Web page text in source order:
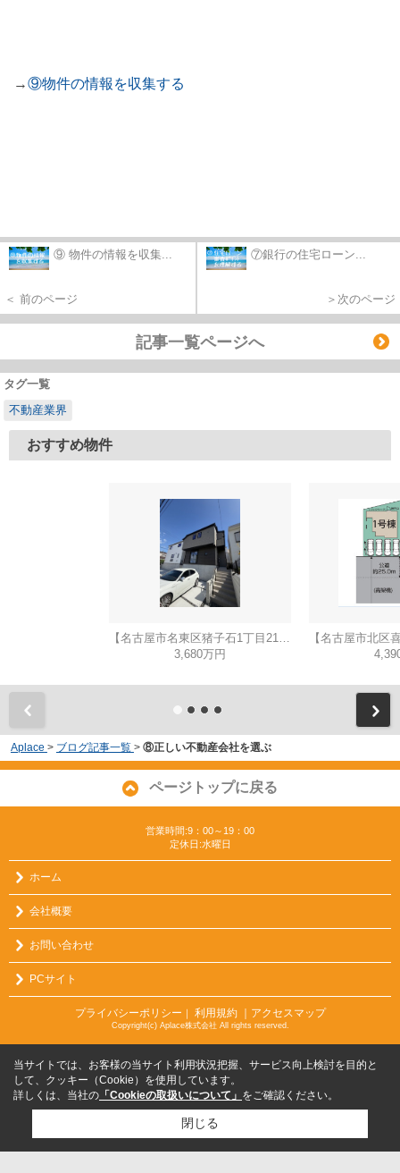
→⑨物件の情報を収集する
⑨ 物件の情報を収集...
＜ 前のページ
⑦銀行の住宅ローン...
＞次のページ
記事一覧ページへ
タグ一覧
不動産業界
おすすめ物件
【名古屋市名東区猪子石1丁目2104新築戸建2号棟】✨️仲介手数料無料✨️猪子石小学校・猪高中学校
3,680万円
Aplace > ブログ記事一覧 > ⑧正しい不動産会社を選ぶ
ページトップに戻る
営業時間:9：00～19：00
定休日:水曜日
ホーム
会社概要
お問い合わせ
PCサイト
プライバシーポリシー 利用規約 ｜アクセスマップ
Copyright(c) Aplace株式会社 All rights reserved.
当サイトでは、お客様の当サイト利用状況把握、サービス向上検討を目的と
して、クッキー（Cookie）を使用しています。
詳しくは、当社の 「Cookieの取扱いについて」 をご確認ください。
閉じる